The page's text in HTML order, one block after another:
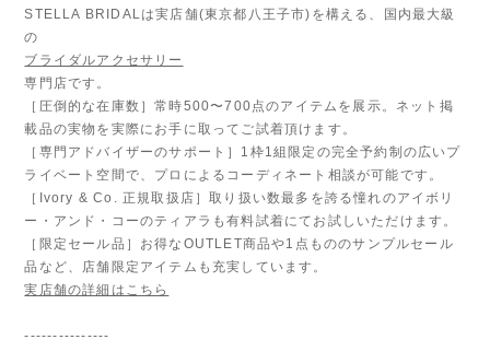
STELLA BRIDALは実店舗(東京都八王子市)を構える、国内最大級
の
ブライダルアクセサリー
専門店です。
［圧倒的な在庫数］常時500〜700点のアイテムを展示。ネット掲
載品の実物を実際にお手に取ってご試着頂けます。
［専門アドバイザーのサポート］1枠1組限定の完全予約制の広いプ
ライベート空間で、プロによるコーディネート相談が可能です。
［Ivory & Co. 正規取扱店］取り扱い数最多を誇る憧れのアイボリ
ー・アンド・コーのティアラも有料試着にてお試しいただけます。
［限定セール品］お得なOUTLET商品や1点もののサンプルセール
品など、店舗限定アイテムも充実しています。
実店舗の詳細はこちら
---------------